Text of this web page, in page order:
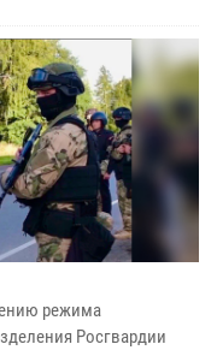
режима
Росгвардии